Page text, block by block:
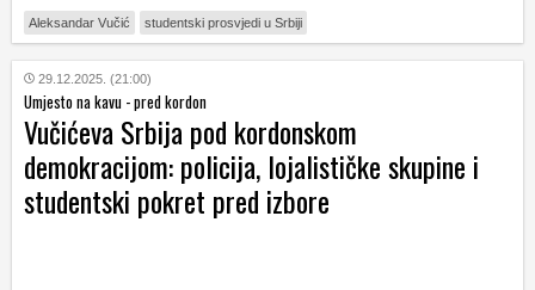
Aleksandar Vučić studentski prosvjedi u Srbiji
29.12.2025. (21:00)
Umjesto na kavu - pred kordon
Vučićeva Srbija pod kordonskom
demokracijom: policija, lojalističke skupine i
studentski pokret pred izbore